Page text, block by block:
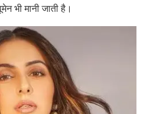
भी मानी जाती है।